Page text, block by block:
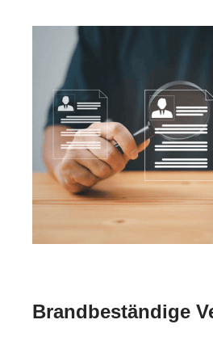
Brandbeständige